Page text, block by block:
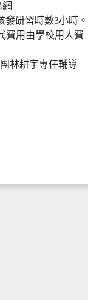
發研習時數3小時。
費用由學校用人費
林耕宇專任輔導